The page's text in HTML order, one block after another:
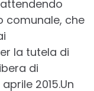
comunale, che
la tutela di
di
2015.Un